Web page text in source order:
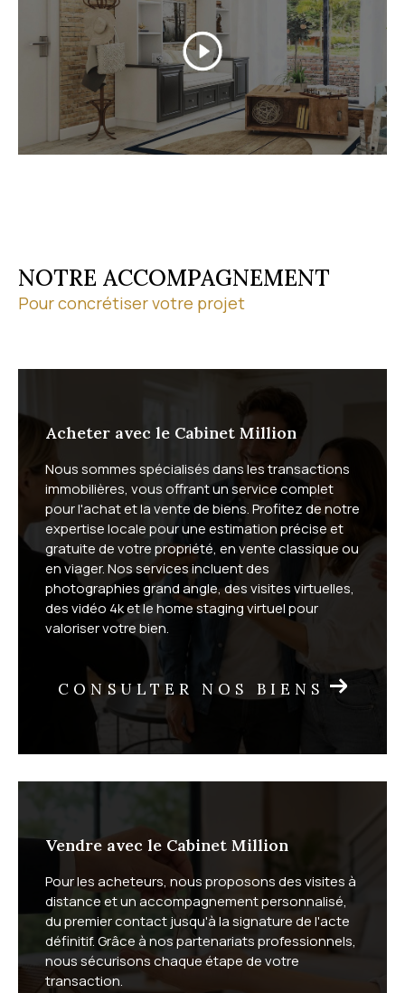
Découvrez nos biens en vente
Parcourez notre sélection de biens à vendreà Vic-
la-Gardiole et dans ses environs. À chaque étape de
votre achat, nous vous conseillons sur le marché
Quel est votre projet immobilier ?
Que vous souhaitiez acheter ouvendre, nous vous
offrons un service complet, adapté aux spécificités
du marché du bassin de Thau. Vendeurs, vous
bénéficiez d'une mise en valeur soignée de votre
bien : photographies grand angle, vidéo 4K, visites
virtuelles et home staging virtuel. Acheteurs, vous
profitez de visites à distance et d'un suivi sur mesure
jusqu'à la signature.
Nous proposons également la vente enviager, une
formule patrimoniale adaptée à de nombreuses
situations. Selon votre commune, découvrez notre
viager à Vic-la-Gardiole
solutions viager sur Fron
et leviager à Mireval
Faites estimer votre bien
Le Cabinet Million réalise gratuitement votre
on immobilière, en vente classique comme en viager.
L'estimation à domicile vous garantit une évaluation
précise sous 72 heures. L'estimation en ligne, plus
rapide, vous donne une première idée de la valeur de
votre bien.
NOTRE ACCOMPAGNEMENT
Pour concrétiser votre projet
Acheter avec le Cabinet Million
Nous sommes spécialisés dans les transactions
immobilières, vous offrant un service complet
pour l'achat et la vente de biens. Profitez de notre
expertise locale pour une estimation précise et
gratuite de votre propriété, en vente classique ou
en viager. Nos services incluent des
photographies grand angle, des visites virtuelles,
des vidéo 4k et le home staging virtuel pour
valoriser votre bien.
CONSULTER NOS BIENS
Vendre avec le Cabinet Million
Pour les acheteurs, nous proposons des visites à
distance et un accompagnement personnalisé,
du premier contact jusqu'à la signature de l'acte
définitif. Grâce à nos partenariats professionnels,
nous sécurisons chaque étape de votre
transaction.